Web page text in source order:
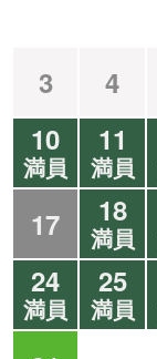
3
4
10
満員
11
満員
17 18
満員
24
満員
25
満員